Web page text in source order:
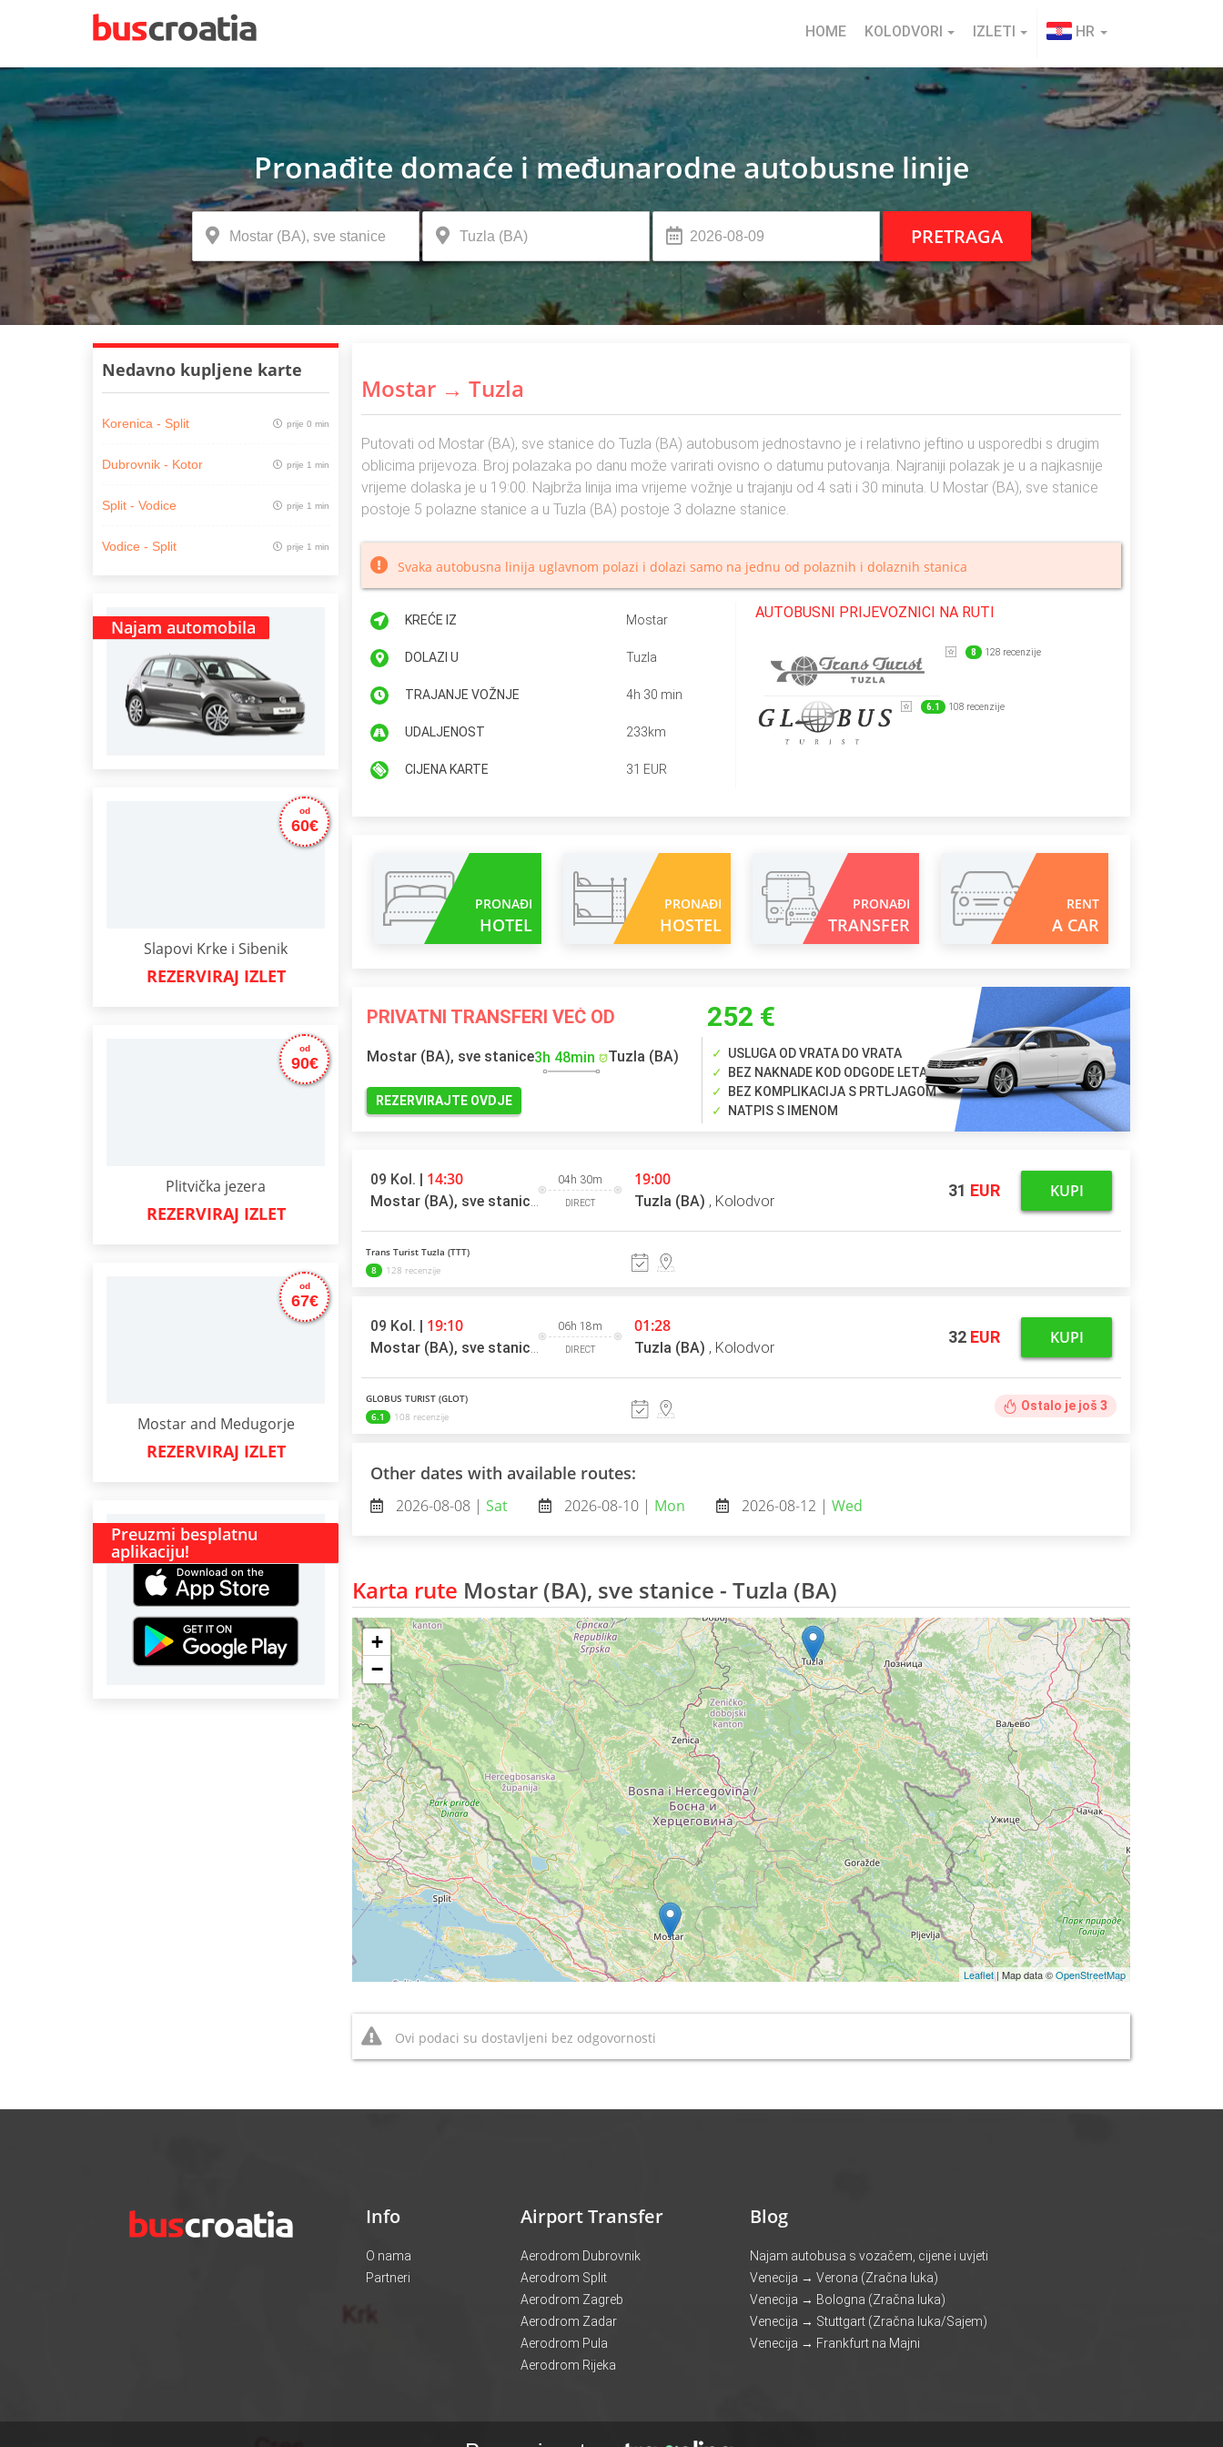
HOME KOLODVORI IZLETI HR
Pronađite domaće i međunarodne autobusne linije
PRETRAGA
Nedavno kupljene karte
Korenica - Split prije 0 min
Dubrovnik - Kotor prije 1 min
Split - Vodice prije 1 min
Vodice - Split prije 1 min
Najam automobila
Slapovi Krke i Sibenik
od
60€
REZERVIRAJ IZLET
Plitvička jezera
od
90€
REZERVIRAJ IZLET
Mostar and Medugorje
od
67€
REZERVIRAJ IZLET
Preuzmi besplatnu
aplikaciju!
Mostar → Tuzla
Putovati od Mostar (BA), sve stanice do Tuzla (BA) autobusom jednostavno je i relativno jeftino u usporedbi s drugim
oblicima prijevoza. Broj polazaka po danu može varirati ovisno o datumu putovanja. Najraniji polazak je u a najkasnije
vrijeme dolaska je u 19:00. Najbrža linija ima vrijeme vožnje u trajanju od 4 sati i 30 minuta. U Mostar (BA), sve stanice
postoje 5 polazne stanice a u Tuzla (BA) postoje 3 dolazne stanice.
Svaka autobusna linija uglavnom polazi i dolazi samo na jednu od polaznih i dolaznih stanica
KREĆE IZ Mostar
DOLAZI U Tuzla
TRAJANJE VOŽNJE 4h 30 min
UDALJENOST 233km
CIJENA KARTE 31 EUR
AUTOBUSNI PRIJEVOZNICI NA RUTI
8 128 recenzije
6.1 108 recenzije
PRONAĐI
HOTEL
PRONAĐI
HOSTEL
PRONAĐI
TRANSFER
RENT
A CAR
PRIVATNI TRANSFERI VEĆ OD 252 €
Mostar (BA), sve stanice3h 48min Tuzla (BA)
REZERVIRAJTE OVDJE
USLUGA OD VRATA DO VRATA
BEZ NAKNADE KOD ODGODE LETA
BEZ KOMPLIKACIJA S PRTLJAGOM
NATPIS S IMENOM
09 Kol. | 14:30
Mostar (BA), sve stanice Kolodvor
04h 30m
DIRECT
19:00
Tuzla (BA) , Kolodvor
31 EUR KUPI
Trans Turist Tuzla (TTT)
8
128 recenzije
09 Kol. | 19:10
Mostar (BA), sve stanice Kolodvor
06h 18m
DIRECT
01:28
Tuzla (BA) , Kolodvor
32 EUR KUPI
GLOBUS TURIST (GLOT)
6.1
108 recenzije
Ostalo je još3
Other dates with available routes:
2026-08-08 | Sat 2026-08-10 | Mon 2026-08-12 | Wed
Karta rute Mostar (BA), sve stanice - Tuzla (BA)
+
−
Leaflet| Map data ©OpenStreetMap
Ovi podaci su dostavljeni bez odgovornosti
Info
O nama
Partneri
Airport Transfer
Aerodrom Dubrovnik
Aerodrom Split
Aerodrom Zagreb
Aerodrom Zadar
Aerodrom Pula
Aerodrom Rijeka
Blog
Najam autobusa s vozačem, cijene i uvjeti
Venecija → Verona (Zračna luka)
Venecija → Bologna (Zračna luka)
Venecija → Stuttgart (Zračna luka/Sajem)
Venecija → Frankfurt na Majni